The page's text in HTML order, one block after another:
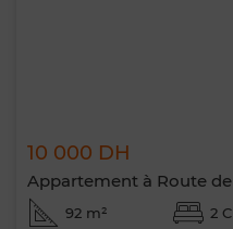
10 000 DH
Appartement à Route
92 m² 2